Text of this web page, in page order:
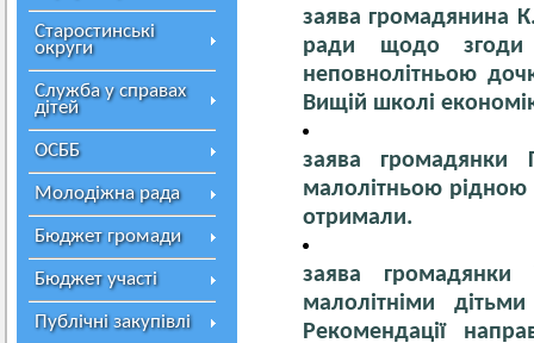
Старостинські
округи
Служба у справах
дітей
ОСББ
Молодіжна рада
Бюджет громади
Бюджет участі
Публічні закупівлі
заява громадянина
ради щодо згоди
неповнолітньою
Вищій школі
заява громадянки
малолітньою рідною
отримали.
заява
малолітніми
Рекомендації